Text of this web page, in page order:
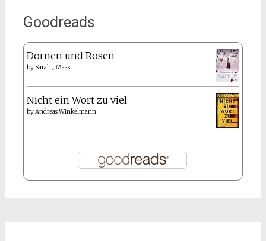
Goodreads
Dornen und Rosen
by Sarah J. Maas
Nicht ein Wort zu viel
byAndreas Winkelmann